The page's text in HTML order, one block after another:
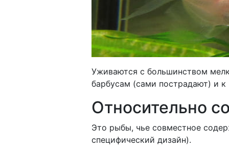
Уживаются с большинством
барбусам (сами пострадают) и
Относительно
Это рыбы, чье совместное
специфический дизайн).